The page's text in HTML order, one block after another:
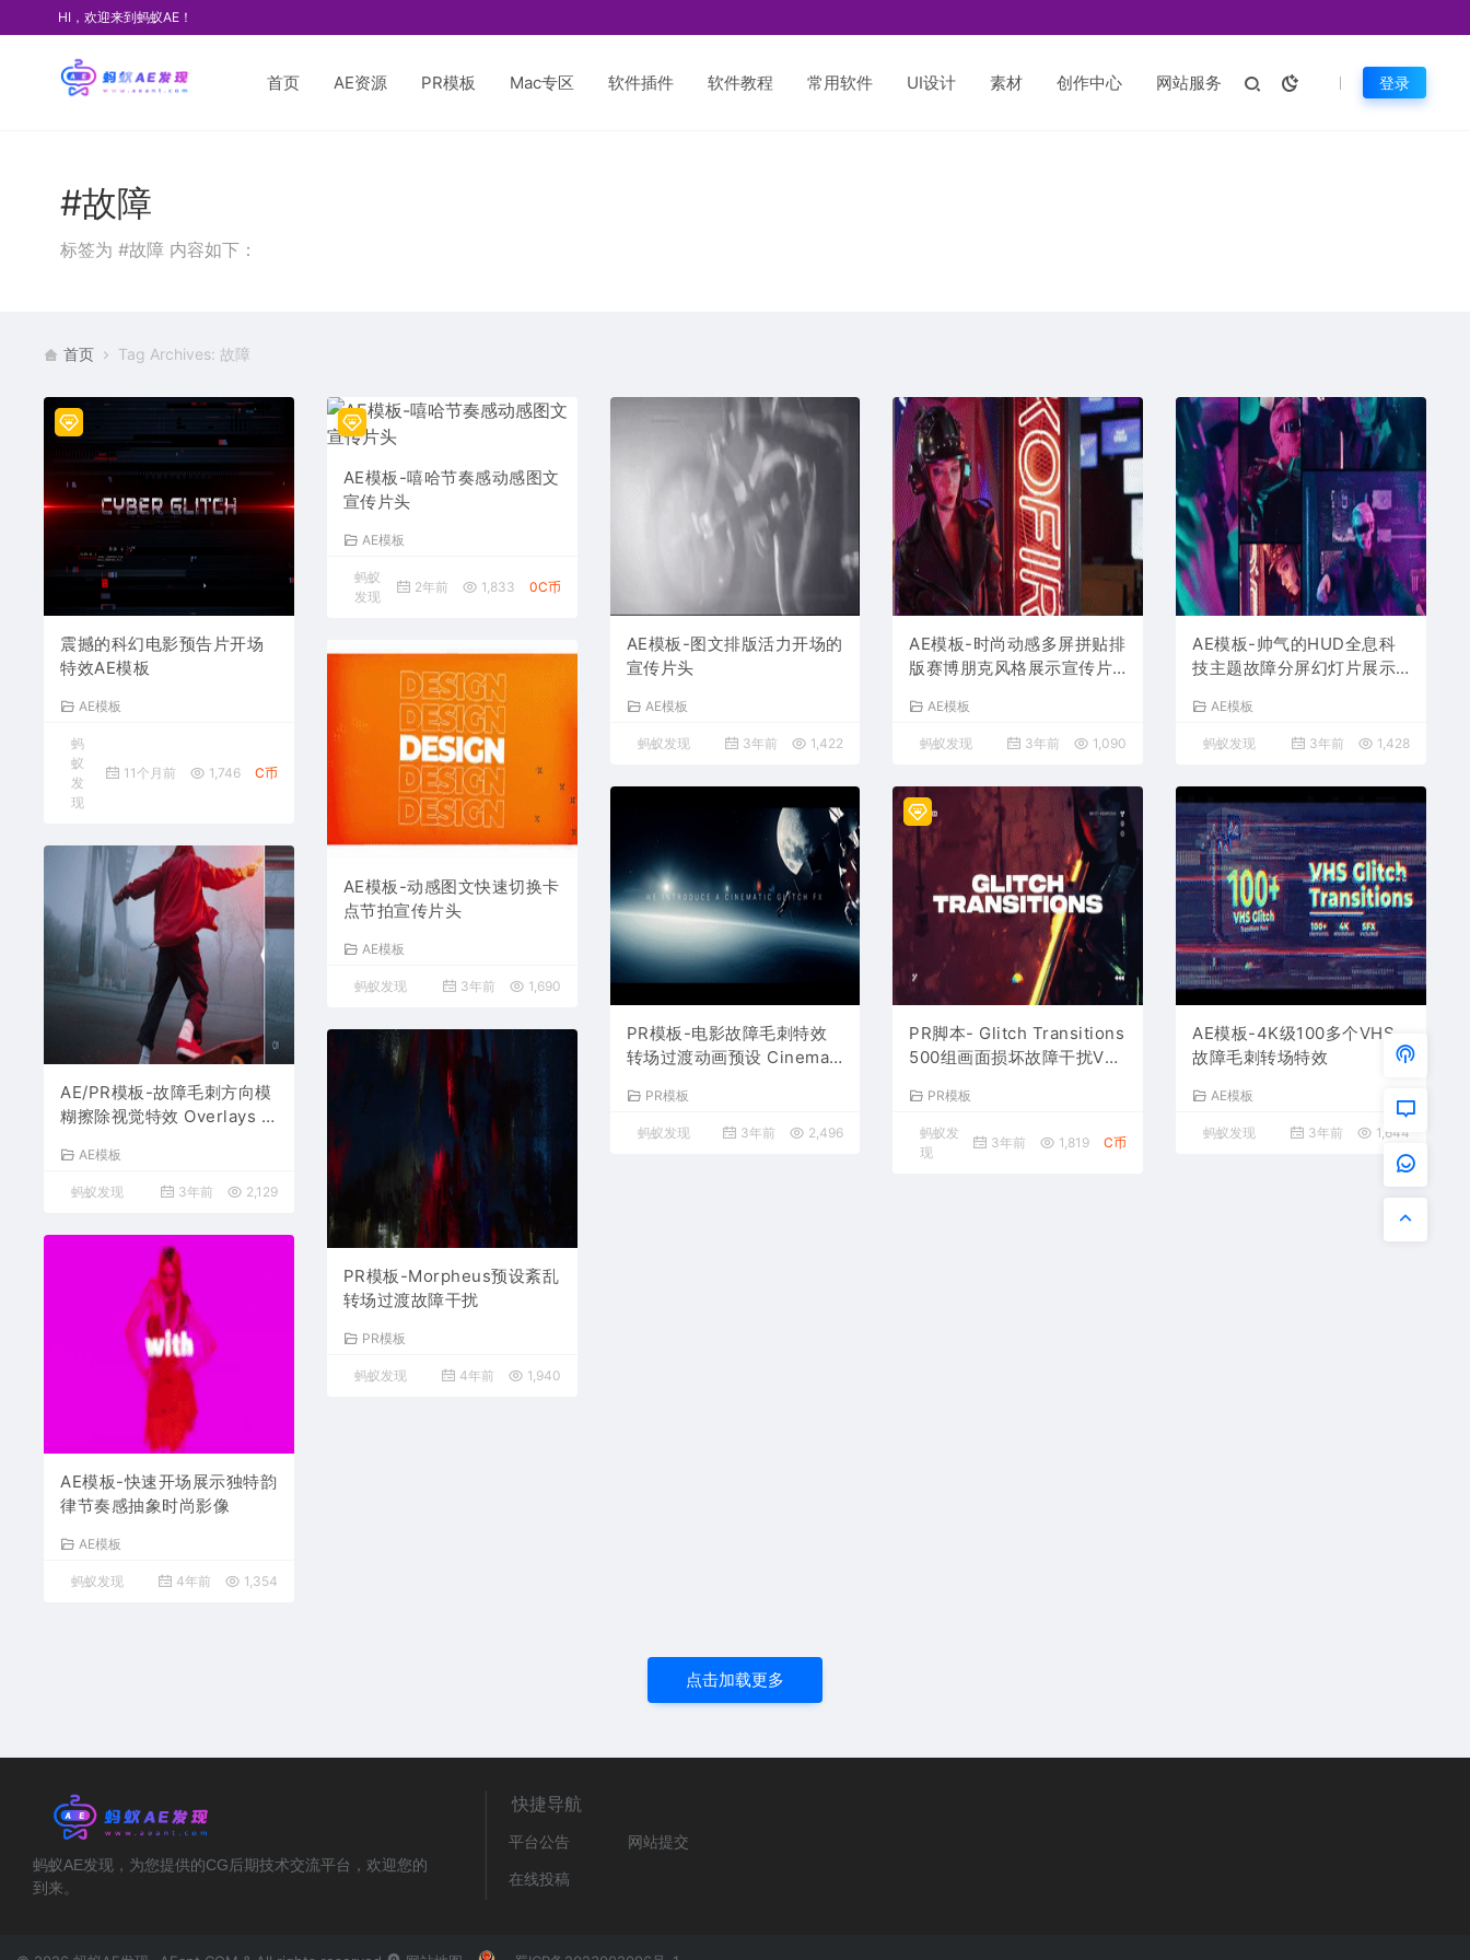
HI，欢迎来到蚂蚁AE！
首页 AE资源 PR模板 Mac专区 软件插件 软件教程 常用软件 UI设计 素材 创作中心 网站服务 登录
#故障
标签为 #故障 内容如下：
首页 Tag Archives: 故障
震撼的科幻电影预告片开场
特效AE模板
AE模板
蚂
蚁
发
现
11个月前 1,746 C币
AE模板-嘻哈节奏感动感图文
宣传片头
AE模板
蚂蚁
发现
2年前 1,833 0C币
AE模板-图文排版活力开场的
宣传片头
AE模板
蚂蚁发现 3年前 1,422
AE模板-时尚动感多屏拼贴排
版赛博朋克风格展示宣传片
AE模板
蚂蚁发现 3年前 1,090
AE模板-帅气的HUD全息科
技主题故障分屏幻灯片展示
AE模板
蚂蚁发现 3年前 1,428
AE/PR模板-故障毛刺方向模
糊擦除视觉特效 Overlays G
AE模板
蚂蚁发现 3年前 2,129
AE模板-动感图文快速切换卡
点节拍宣传片头
AE模板
蚂蚁发现 3年前 1,690
PR模板-电影故障毛刺特效
转场过渡动画预设 Cinemati
V2PR模板
蚂蚁发现 3年前 2,496
PR脚本- Glitch Transitions
500组画面损坏故障干扰VH
PR模板
蚂蚁发
现
3年前 1,819 C币
AE模板-4K级100多个VHS
故障毛刺转场特效
AE模板
蚂蚁发现 3年前 1,644
AE模板-快速开场展示独特韵
律节奏感抽象时尚影像
AE模板
蚂蚁发现 4年前 1,354
PR模板-Morpheus预设紊乱
转场过渡故障干扰
PR模板
蚂蚁发现 4年前 1,940
点击加载更多
蚂蚁AE发现，为您提供的CG后期技术交流平台，欢迎您的
到来。
快捷导航
平台公告
网站提交
在线投稿